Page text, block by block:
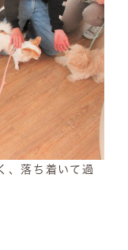
、落ち着いて過